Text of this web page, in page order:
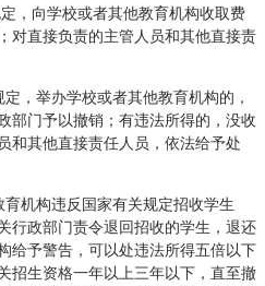
向学校或者其他教育机构收取费
对直接负责的主管人员和其他直接责
举办学校或者其他教育机构的，
部门予以撤销；有违法所得的，没收
和其他直接责任人员，依法给予处
构违反国家有关规定招收学生
行政部门责令退回招收的学生，退还
给予警告，可以处违法所得五倍以下
招生资格一年以上三年以下，直至撤